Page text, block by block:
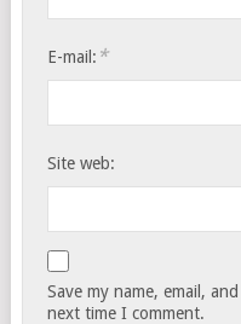
E-mail: *
Site web:
Save my name, email,
next time I comment.